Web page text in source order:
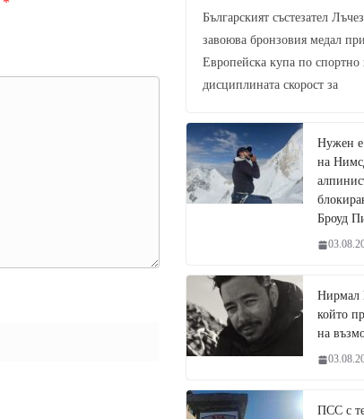
Българският състезател
завоюва бронзовия медал
Европейска купа по спортно
дисциплината скорост за
Нужен е
на
Броуд
Нирмал
който
на
ПСС с